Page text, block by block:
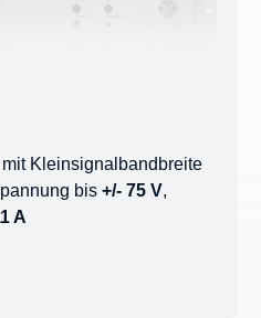
Kleinsignalbandbreite
bis+/- 75 V,
A